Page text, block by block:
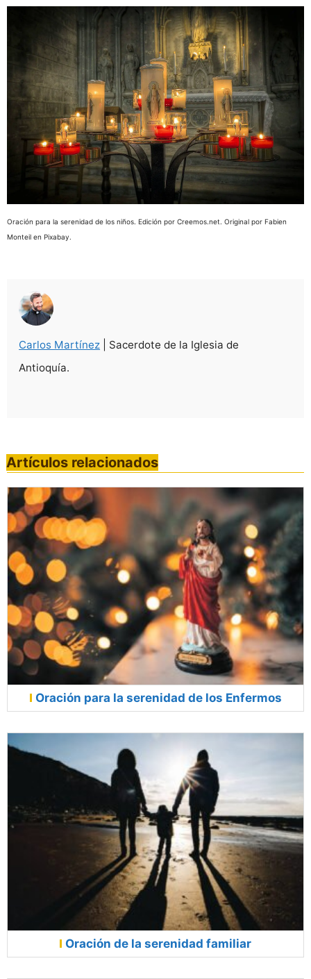
Oración para la serenidad de los niños. Edición por Creemos.net. Original por Fabien
Monteil en Pixabay.
Carlos Martínez | Sacerdote de la Iglesia de
Antioquía.
Artículos relacionados
Oración para la serenidad de los Enfermos
Oración de la serenidad familiar